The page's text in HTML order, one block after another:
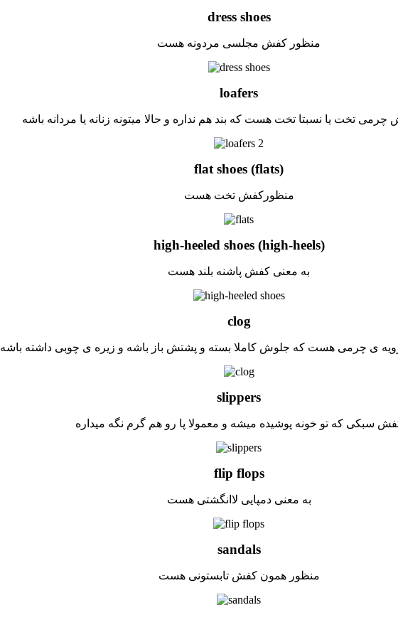
dress shoes
منظور کفش مجلسی مردونه هست
loafers
تخت یا نسبتا تخت هست که بند هم نداره و حالا میتونه زنانه یا مردانه باشه
flat shoes (flats)
منظورکفش تخت هست
high-heeled shoes (high-heels)
به معنی کفش پاشنه بلند هست
clog
ی چرمی هست که جلوش کاملا بسته و پشتش باز باشه و زیره ی چوبی داشته باشه
slippers
سبکی که تو خونه پوشیده میشه و معمولا پا رو هم گرم نگه میداره
flip flops
به معنی دمپایی لاانگشتی هست
sandals
منظور همون کفش تابستونی هست